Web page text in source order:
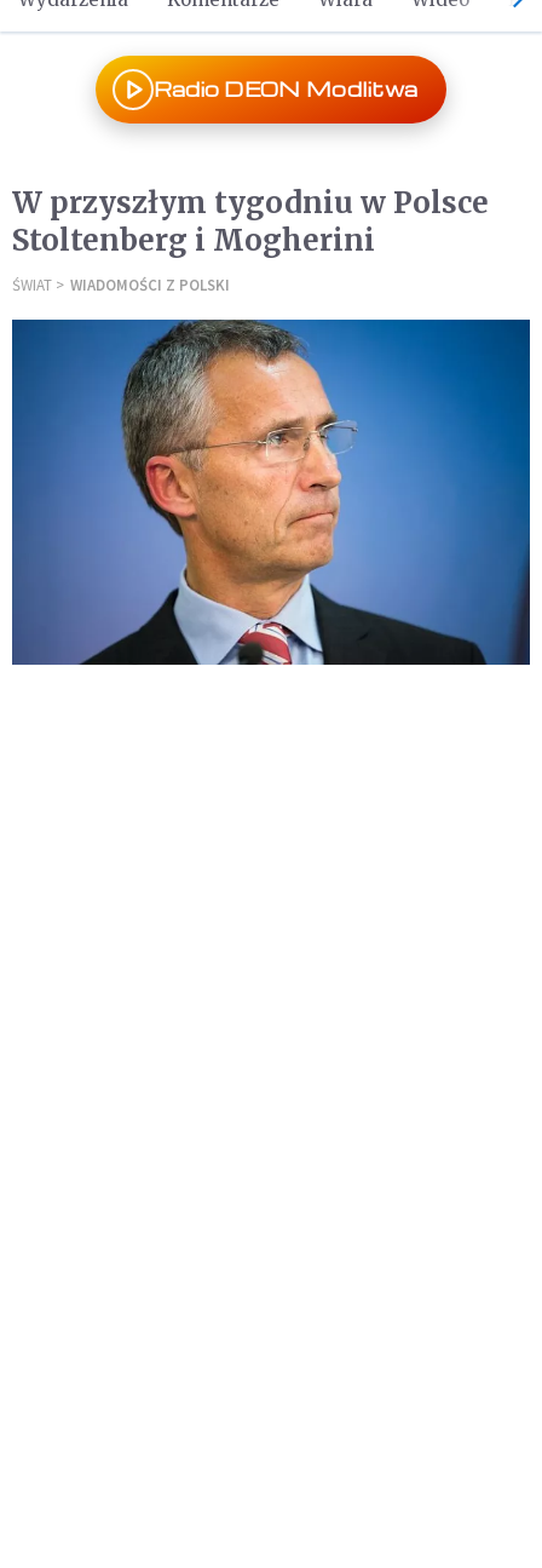
Radio DEON Modlitwa
W przyszłym tygodniu w Polsce
Stoltenberg i Mogherini
ŚWIAT WIADOMOŚCI Z POLSKI